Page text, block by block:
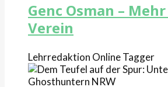
Genc Osman –
Verein
Lehrredaktion OnlineTagger